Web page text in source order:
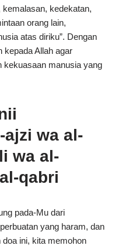
kedekatan,
orang lain,
atas diriku”. Dengan
kepada Allah agar
kekuasaan manusia yang
ajzi wa al-
wa al-
qabri
pada-Mu dari
yang haram, dan
ini, kita memohon